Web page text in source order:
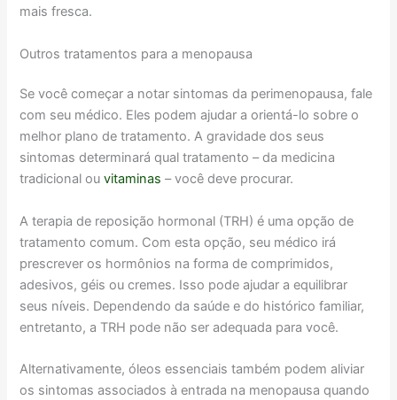
mais fresca.
Outros tratamentos para a menopausa
Se você começar a notar sintomas da perimenopausa, fale
com seu médico. Eles podem ajudar a orientá-lo sobre o
melhor plano de tratamento. A gravidade dos seus
sintomas determinará qual tratamento – da medicina
tradicional ouvitaminas– você deve procurar.
A terapia de reposição hormonal (TRH) é uma opção de
tratamento comum. Com esta opção, seu médico irá
prescrever os hormônios na forma de comprimidos,
adesivos, géis ou cremes. Isso pode ajudar a equilibrar
seus níveis. Dependendo da saúde e do histórico familiar,
entretanto, a TRH pode não ser adequada para você.
Alternativamente, óleos essenciais também podem aliviar
os sintomas associados à entrada na menopausa quando